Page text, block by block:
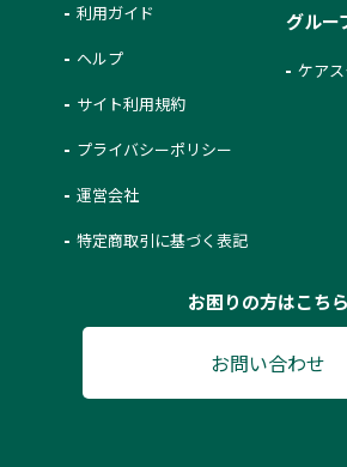
利用ガイド
ヘルプ
サイト利用規約
プライバシーポリシー
運営会社
特定商取引に基づく表記
グルー
ケア
お困りの方はこちら
お問い合わせ